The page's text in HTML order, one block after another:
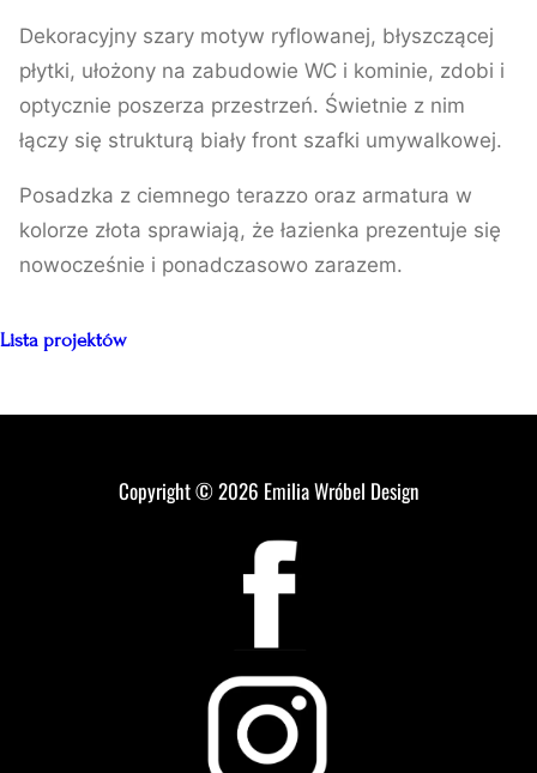
Dekoracyjny szary motyw ryflowanej, błyszczącej
płytki, ułożony na zabudowie WC i kominie, zdobi i
optycznie poszerza przestrzeń. Świetnie z nim
łączy się strukturą biały front szafki umywalkowej.
Posadzka z ciemnego terazzo oraz armatura w
kolorze złota sprawiają, że łazienka prezentuje się
nowocześnie i ponadczasowo zarazem.
Lista projektów
Copyright © 2026 Emilia Wróbel Design